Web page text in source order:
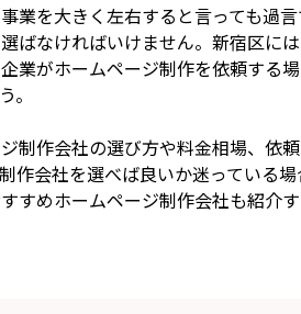
業を大きく左右すると言っても過
ばなければいけません。新宿区に
業がホームページ制作を依頼する
。
制作会社の選び方や料金相場、依
作会社を選べば良いか迷っている場
すめホームページ制作会社も紹介